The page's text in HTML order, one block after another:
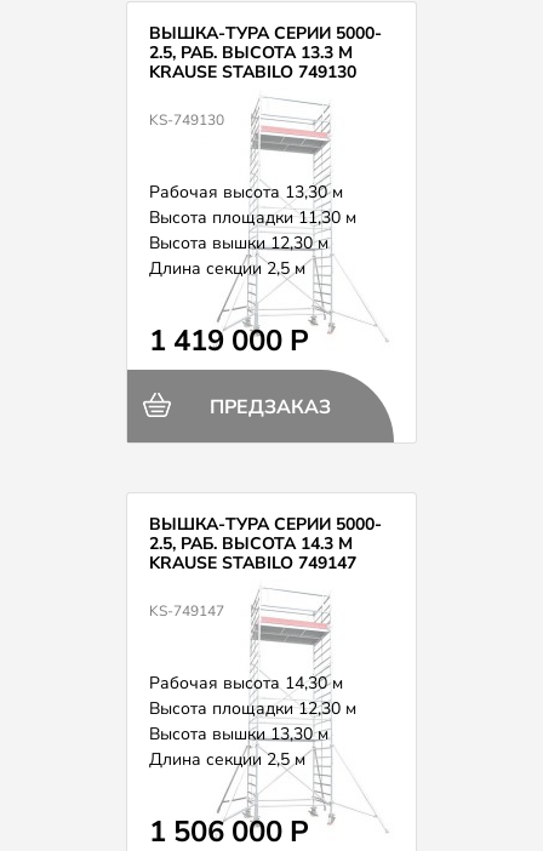
ВЫШКА-ТУРА СЕРИИ 5000-
2.5, РАБ. ВЫСОТА 13.3 М
KRAUSE STABILO 749130
KS-749130
Рабочая высота 13,30 м
Высота площадки 11,30 м
Высота вышки 12,30 м
Длина секции 2,5 м
Вес 386,0 кг
1 419 000 Р
ПРЕДЗАКАЗ
ВЫШКА-ТУРА СЕРИИ 5000-
2.5, РАБ. ВЫСОТА 14.3 М
KRAUSE STABILO 749147
KS-749147
Рабочая высота 14,30 м
Высота площадки 12,30 м
Высота вышки 13,30 м
Длина секции 2,5 м
Вес 404,0 кг
1 506 000 Р